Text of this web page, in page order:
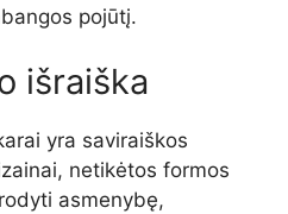
pojūtį.
išraiška
yra saviraiškos
netikėtos formos
asmenybę,